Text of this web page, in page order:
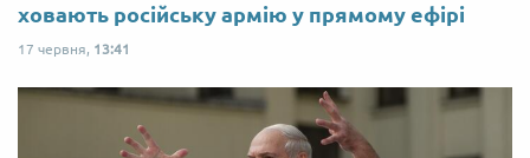
ховають російську армію у прямому ефірі
17 червня, 13:41